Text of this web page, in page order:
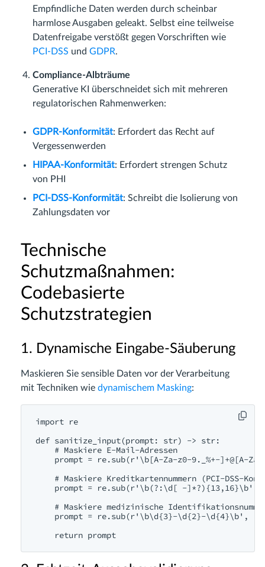
Empfindliche Daten werden durch scheinbar
harmlose Ausgaben geleakt. Selbst eine teilweise
Datenfreigabe verstößt gegen Vorschriften wie
PCI-DSS und GDPR.
Compliance-Albträume
Generative KI überschneidet sich mit mehreren
regulatorischen Rahmenwerken:
GDPR-Konformität: Erfordert das Recht auf
Vergessenwerden
HIPAA-Konformität: Erfordert strengen Schutz
von PHI
PCI-DSS-Konformität: Schreibt die Isolierung von
Zahlungsdaten vor
Technische
Schutzmaßnahmen:
Codebasierte
Schutzstrategien
1. Dynamische Eingabe-Säuberung
Maskieren Sie sensible Daten vor der Verarbeitung
mit Techniken wie dynamischem Masking:
import re
def sanitize_input(prompt: str) -> str:
    # Maskiere E-Mail-Adressen
prompt = re.sub(r'\b[A-Za-z0-9._%+-]+@[A-
# Maskiere Kreditkartennummern (PCI-DSS-
prompt = re.sub(r'\b(?:\d[ -]*?){13,16}\b',
# Maskiere medizinische
prompt = re.sub(r'\b\d{3}-\d{2}-\d{4}\b',